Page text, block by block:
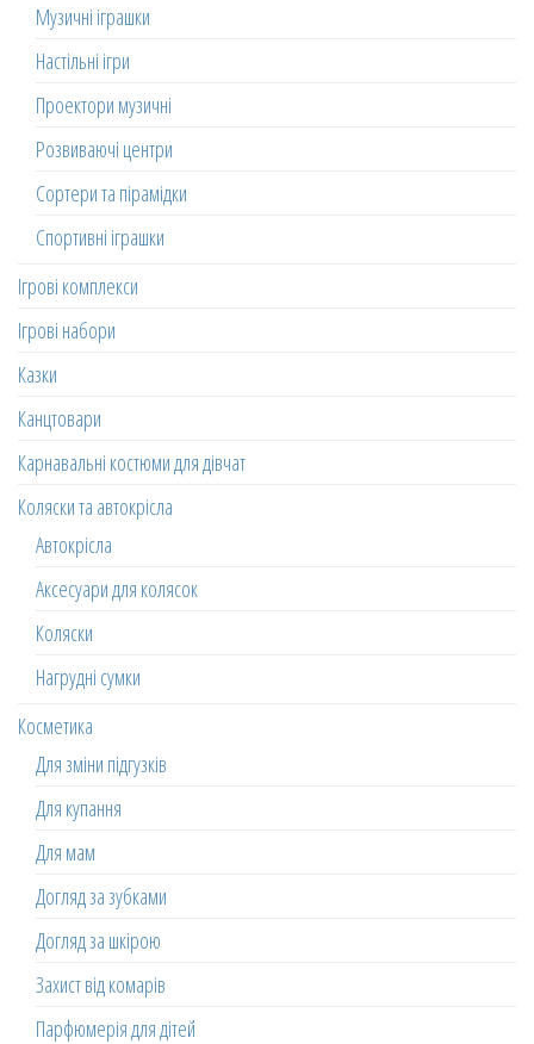
Музичні іграшки
Настільні ігри
Проектори музичні
Розвиваючі центри
Сортери та пірамідки
Спортивні іграшки
Ігрові комплекси
Ігрові набори
Казки
Канцтовари
Карнавальні костюми для дівчат
Коляски та автокрісла
Автокрісла
Аксесуари для колясок
Коляски
Нагрудні сумки
Косметика
Для зміни підгузків
Для купання
Для мам
Догляд за зубками
Догляд за шкірою
Захист від комарів
Парфюмерія для дітей